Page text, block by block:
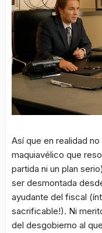
Así que en realidad
maquiavélico que
partida ni un plan
ser desmontada
ayudante del fiscal
sacrificable!). Ni
del desgobierno al